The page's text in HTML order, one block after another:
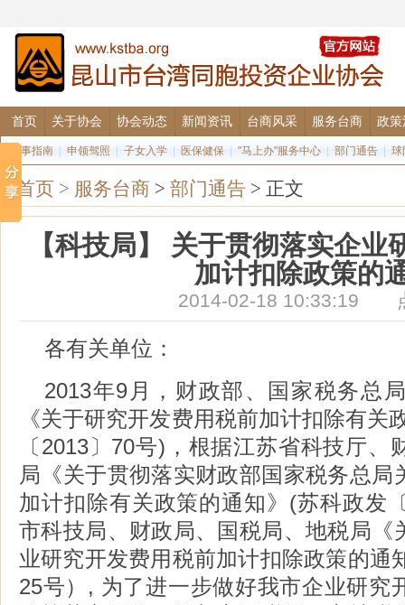
首页 关于协会 协会动态 新闻资讯 台商风采 服务台商 政策
办事指南 申领驾照 子女入学 医保健保 "马上办"服务中心 部门通告 球
首页 > 服务台商 > 部门通告 > 正文
【科技局】 关于贯彻落实企业
加计扣除政策的
2014-02-18 10:33:19
各有关单位：
2013年9月，财政部、国家税务总
《关于研究开发费用税前加计扣除有关
〔2013〕70号)，根据江苏省科技厅、
局《关于贯彻落实财政部国家税务总局
加计扣除有关政策的通知》(苏科政发
市科技局、财政局、国税局、地税局《
业研究开发费用税前加计扣除政策的通
25号）, 为了进一步做好我市企业研究